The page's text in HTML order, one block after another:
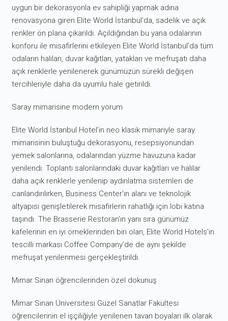
uygun bir dekorasyonla ev sahipliği yapmak adına
renovasyona giren Elite World İstanbul’da, sadelik ve açık
renkler ön plana çıkarıldı. Açıldığından bu yana odalarının
konforu ile misafirlerini etkileyen Elite World İstanbul’da tüm
odaların halıları, duvar kağıtları, yatakları ve mefruşatı daha
açık renklerle yenilenerek günümüzün sürekli değişen
tercihleriyle daha da uyumlu hale getirildi.
Saray mimarisine modern yorum
Elite World İstanbul Hotel’in neo klasik mimariyle saray
mimarisinin buluştuğu dekorasyonu, resepsiyonundan
yemek salonlarına, odalarından yüzme havuzuna kadar
yenilendi. Toplantı salonlarındaki duvar kağıtları ve halılar
daha açık renklerle yenilenip aydınlatma sistemleri de
canlandırılırken, Business Center’ın alanı ve teknolojik
altyapısı genişletilerek misafirlerin rahatlığı için lobi katına
taşındı. The Brasserie Restoran’ın yanı sıra günümüz
kafelerinin en iyi örneklerinden biri olan, Elite World Hotels’in
tescilli markası Coffee Company’de de aynı şekilde
mefruşat yenilenmesi gerçekleştirildi.
Mimar Sinan öğrencilerinden özel dokunuş
Mimar Sinan Üniversitesi Güzel Sanatlar Fakültesi
öğrencilerinin el işçiliğiyle yenilenen tavan boyaları ilk olarak